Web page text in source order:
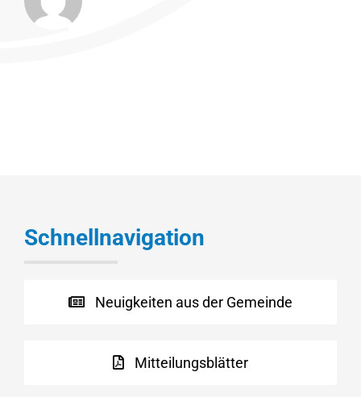
Schnellnavigation
Neuigkeiten aus der Gemeinde
Mitteilungsblätter